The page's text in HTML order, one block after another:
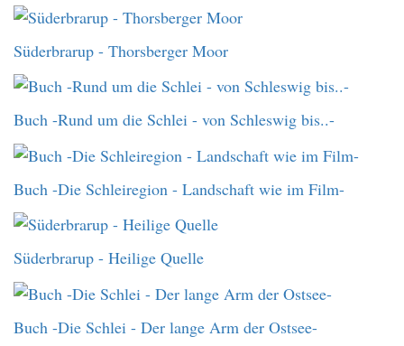
Süderbrarup - Thorsberger Moor
Buch -Rund um die Schlei - von Schleswig bis..-
Buch -Die Schleiregion - Landschaft wie im Film-
Süderbrarup - Heilige Quelle
Buch -Die Schlei - Der lange Arm der Ostsee-